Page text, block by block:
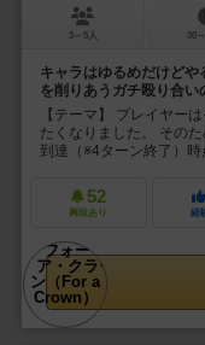
3～5人 30
キャラはゆるめだけど
を削りあうガチ殴り合い
【テーマ】 プレイヤー
たくなりました。 その
到達（※4ターン終了）時
52
興味あり 経